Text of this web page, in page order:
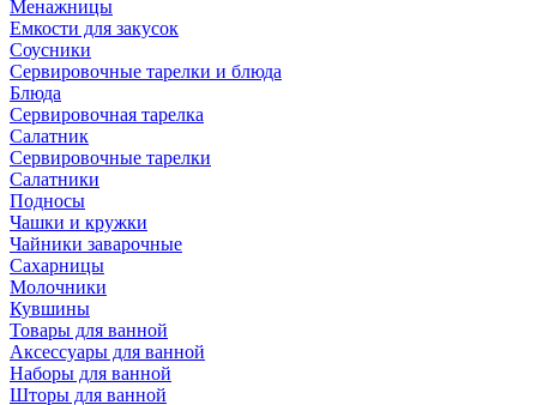
Менажницы
Емкости для закусок
Соусники
Сервировочные тарелки и блюда
Блюда
Сервировочная тарелка
Салатник
Сервировочные тарелки
Салатники
Подносы
Чашки и кружки
Чайники заварочные
Сахарницы
Молочники
Кувшины
Товары для ванной
Аксессуары для ванной
Наборы для ванной
Шторы для ванной